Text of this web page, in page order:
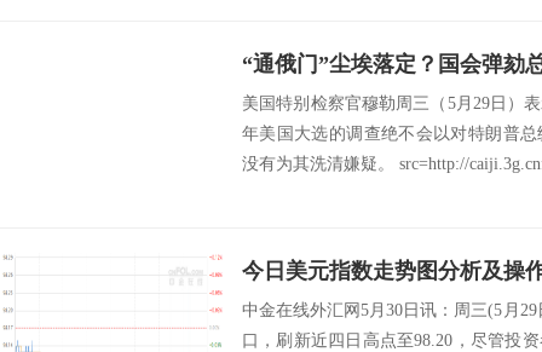
美国特别检察官穆勒周三（5月29日）
年美国大选的调查绝不会以对特朗普
没有为其洗清嫌疑。 src=http://
今日美元指数走势图分析及操
中金在线外汇网5月30日讯：周三(5月
口，刷新近四日高点至98.20，尽管投